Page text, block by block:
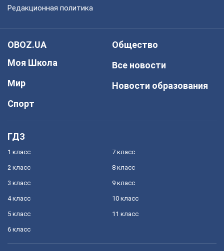
Редакционная политика
OBOZ.UA
Моя Школа
Мир
Спорт
Общество
Все новости
Новости образования
ГДЗ
1 класс
2 класс
3 класс
4 класс
5 класс
6 класс
7 класс
8 класс
9 класс
10 класс
11 класс